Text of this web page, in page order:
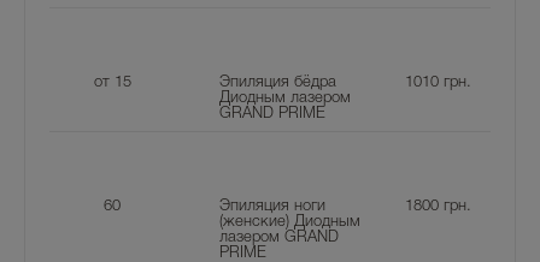
от 15
Эпиляция бёдра
Диодным лазером
GRAND PRIME
1010 грн.
60
Эпиляция ноги
(женские) Диодным
лазером GRAND
PRIME
1800 грн.